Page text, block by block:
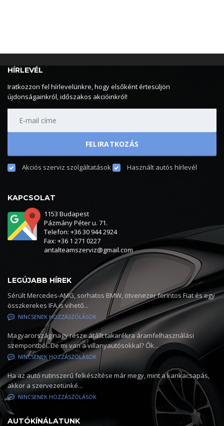
HÍRLEVÉL
Iratkozzon fel hírlevelünkre, hogy elsőként értesüljön
újdonságainkról, időszakos akcióinkról!
Akciós szerviz szolgáltatások Használt autós hírlevél
KAPCSOLAT
1153 Budapest
Pázmány Péter u. 71.
Telefon: +36 30 944 2924
Fax: +36 1 271 0227
antalteamszerviz@gmail.com
LEGÚJABB HÍREK
Sérült Mercedes-AMG, sorhatos BMW, ötvenezer forintos Fiat és egy
összkerekes IFA is vihető...
NINCSENEK HOZZÁSZÓLÁSOK
Magyarország nagy része átállt takarékra áramfelhasználási
szempontból. De mi van a villanyautósokkal? Ők...
NINCSENEK HOZZÁSZÓLÁSOK
Ha az autó rutinszerű felkészítése már megy, mint a karikacsapás,
akkor a szervezetünké...
NINCSENEK HOZZÁSZÓLÁSOK
AUTÓKÍNÁLATUNK